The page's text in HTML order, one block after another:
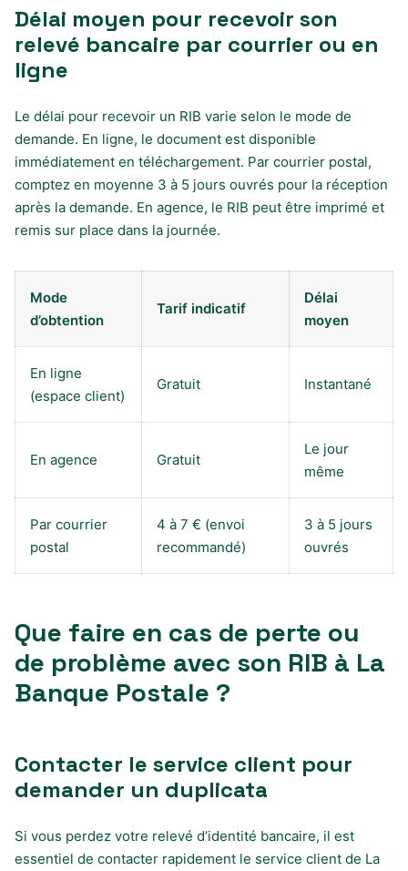
Délai moyen pour recevoir son
relevé bancaire par courrier ou en
ligne
Le délai pour recevoir un RIB varie selon le mode de
demande. En ligne, le document est disponible
immédiatement en téléchargement. Par courrier postal,
comptez en moyenne 3 à 5 jours ouvrés pour la réception
après la demande. En agence, le RIB peut être imprimé et
remis sur place dans la journée.
Mode
d’obtention
Tarif indicatif
Délai
moyen
En ligne
(espace client)
Gratuit Instantané
En agence Gratuit
Le jour
même
Par courrier
postal
4 à 7 € (envoi
recommandé)
3 à 5 jours
ouvrés
Que faire en cas de perte ou
de problème avec son RIB à La
Banque Postale ?
Contacter le service client pour
demander un duplicata
Si vous perdez votre relevé d’identité bancaire, il est
essentiel de contacter rapidement le service client de La